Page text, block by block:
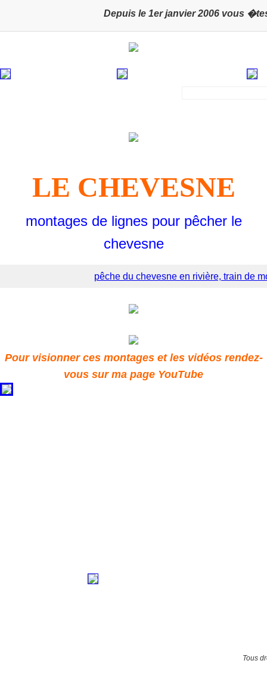
Depuis le 1er janvier 2006 vous �tes
LE CHEVESNE
montages de lignes pour pêcher le
chevesne
pêche du chevesne en rivière, train de
Pour visionner ces montages et les vidéos rendez-
vous sur ma page YouTube
Tous